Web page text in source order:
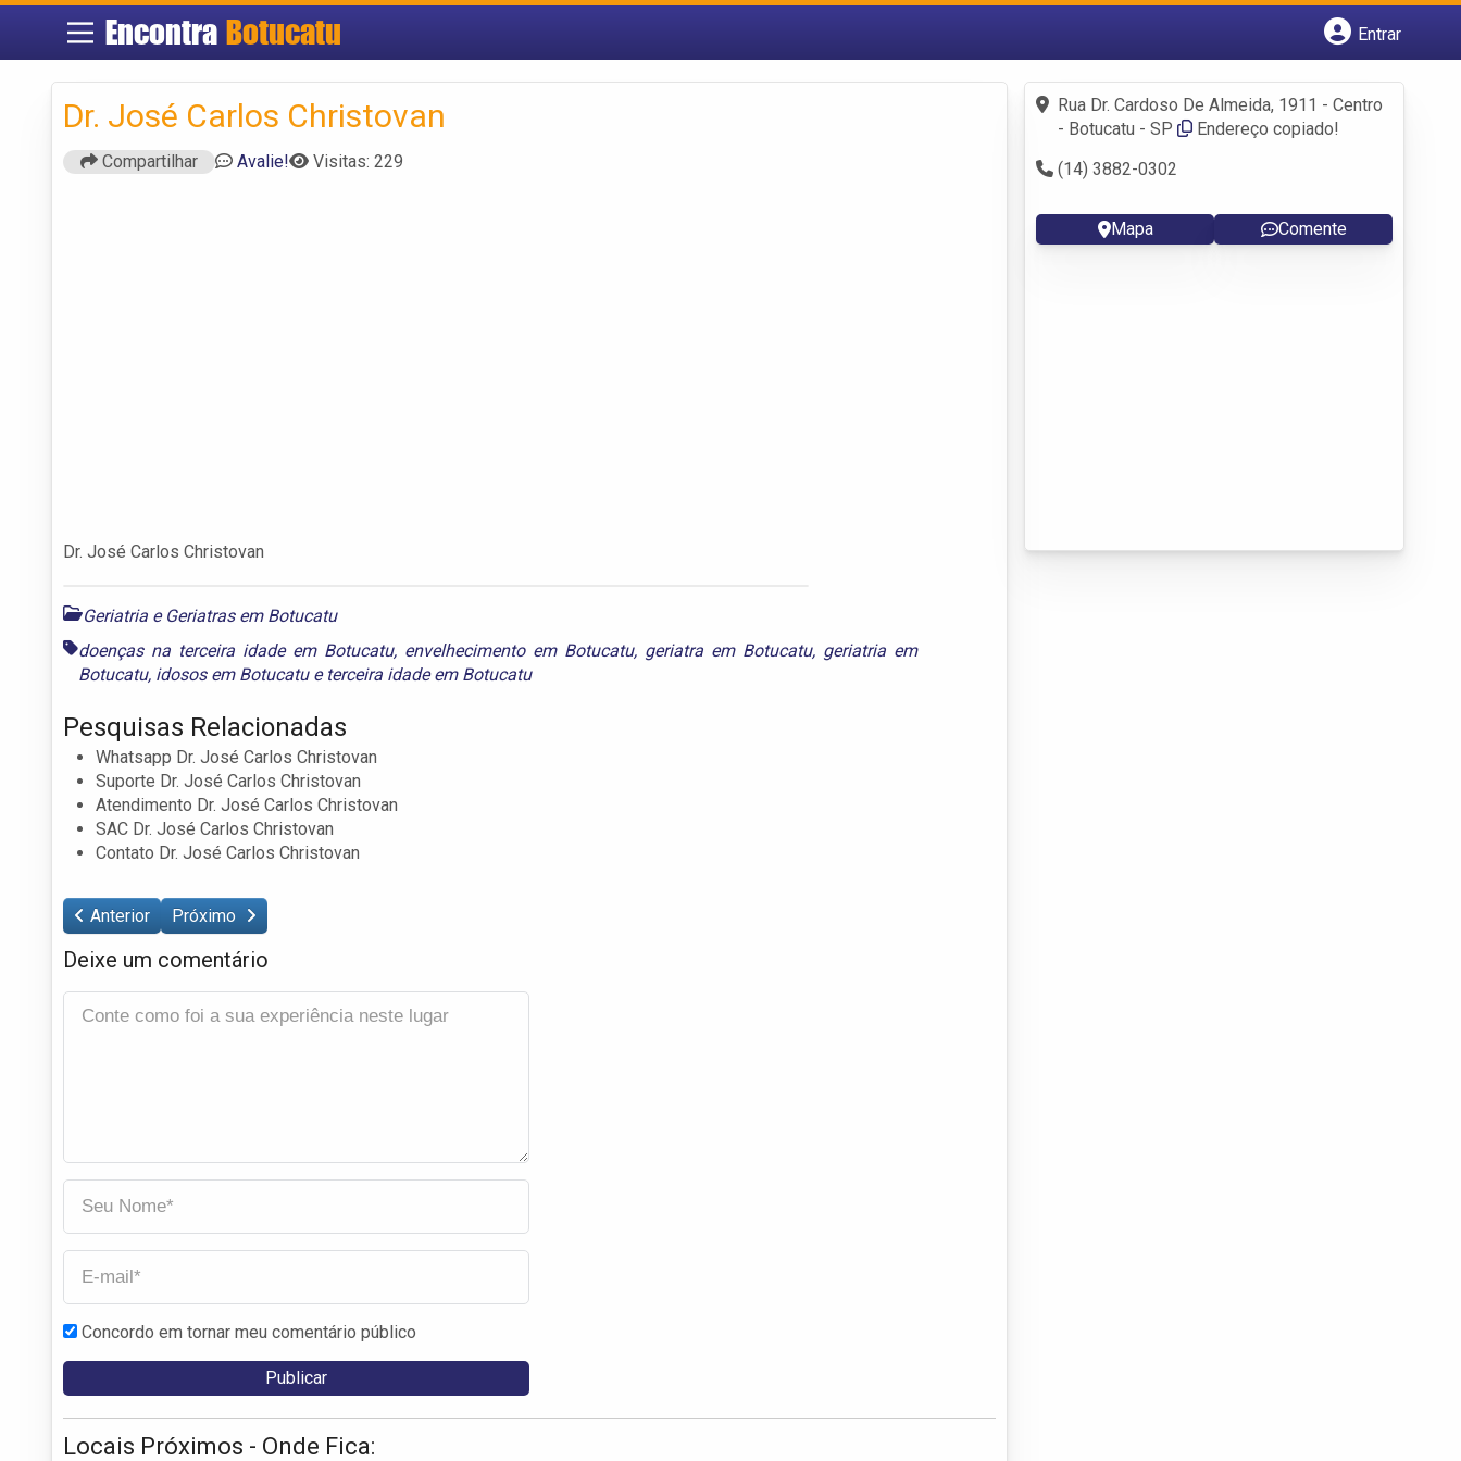
Encontra Botucatu
Entrar
Fazer login
Criar conta
Dr. José Carlos Christovan
Compartilhar Avalie! Visitas: 229
Dr. José Carlos Christovan
Geriatria e Geriatras em Botucatu
doenças na terceira idade em Botucatu, envelhecimento em Botucatu, geriatra em Botucatu, geriatria em
Botucatu, idosos em Botucatue terceira idade em Botucatu
Pesquisas Relacionadas
Whatsapp Dr. José Carlos Christovan
Suporte Dr. José Carlos Christovan
Atendimento Dr. José Carlos Christovan
SAC Dr. José Carlos Christovan
Contato Dr. José Carlos Christovan
Anterior Próximo
Deixe um comentário
Concordo em tornar meu comentário público
Locais Próximos - Onde Fica:
Rua Dr. Cardoso De Almeida, 1911 - Centro
- Botucatu - SP
Endereço copiado!
(14) 3882-0302
Mapa Comente